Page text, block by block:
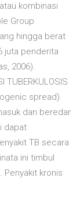
kombinasi
Group
hingga berat
juta penderita
2006).
TUBERKULOSIS
spread).
dan beredar
dapat
TB secara
ini timbul
Penyakit kronis